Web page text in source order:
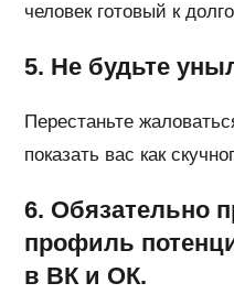
человек готовый к
5. Не будьте
Перестаньте
показать вас как
6. Обязательно
профиль
в ВК и ОК.